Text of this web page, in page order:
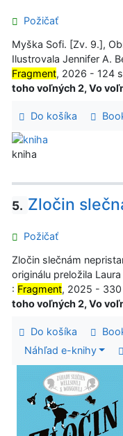
Požičať
Myška Sofi. [Zv. 9.],
Ilustrovala Jennifer A.
Fragment, 2026 - 124
toho voľných 2, Vo
Do košíka
kniha
5. Zločin
Požičať
Zločin slečnám
originálu preložila
: Fragment, 2025 -
toho voľných 2, Vo
Do košíka
Náhľad e-knihy